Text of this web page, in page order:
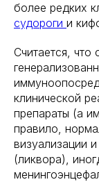
более редких
судороги и
Считается, что
клинической
препараты (а
правило,
визуализации
(ликвора),